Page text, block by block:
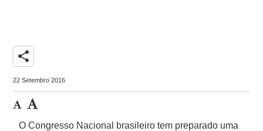
share
22 Setembro 2016
O Congresso Nacional brasileiro tem preparado uma